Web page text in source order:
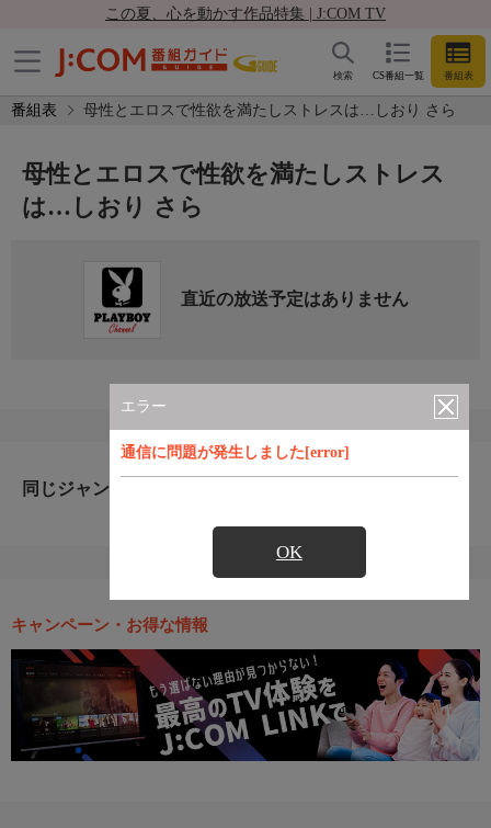
この夏、心を動かす作品特集 | J:COM TV
CS番組一覧 番組表
検索
番組表 母性とエロスで性欲を満たしストレスは…しおり さら
エラー
通信に問題が発生しました[error]
OK
母性とエロスで性欲を満たしストレス
は…しおり さら
直近の放送予定はありません
同じジャンルのおすすめ番組
キャンペーン・お得な情報